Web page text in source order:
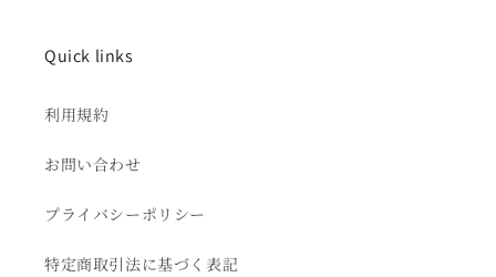
Quick links
利用規約
お問い合わせ
プライバシーポリシー
特定商取引法に基づく表記